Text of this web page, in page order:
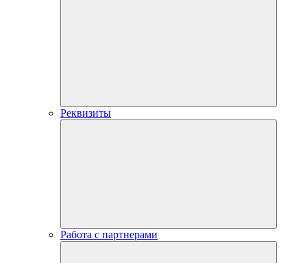
Реквизиты
Работа с партнерами